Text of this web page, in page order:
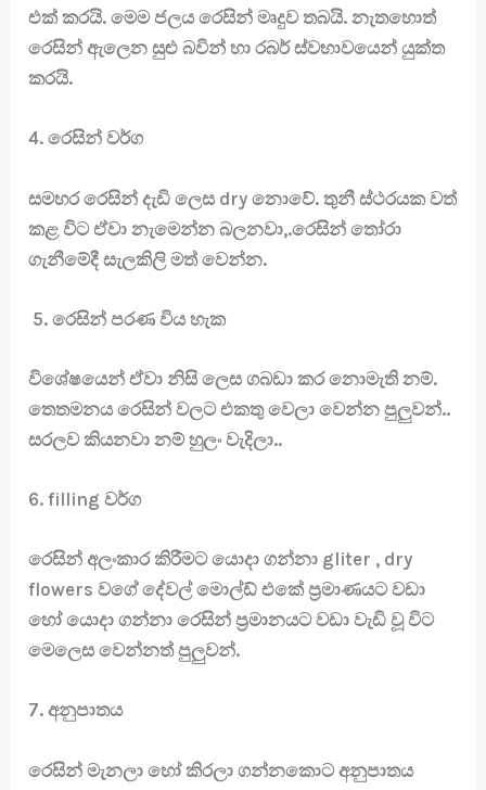
එක් කරයි. මෙම ජලය රෙසින් මෘදුව තබයි. නැතහොත්
රෙසින් ඇලෙන සුළු බවින් හා රබර් ස්වභාවයෙන් යුක්ත
කරයි.
4. රෙසින් වර්ග
සමහර රෙසින් දැඩි ලෙස dry නොවේ. තුනී ස්ථරයක වත්
කළ විට ඒවා නැමෙන්න බලනවා,.රෙසින් තෝරා
ගැනීමේදී සැලකිලි මත් වෙන්න.
5. රෙසින් පරණ විය හැක
විශේෂයෙන් ඒවා නිසි ලෙස ගබඩා කර නොමැති නම්.
තෙතමනය රෙසින් වලට එකතු වෙලා වෙන්න පුලුවන්..
සරලව කියනවා නම් හුල‍‍ං වැදිලා..
6. filling වර්ග
රෙසින් අලංකාර කිරීමට යොදා ගන්නා gliter , dry
flowers වගේ දේවල් මොල්ඩ් එකේ ප්‍රමාණයට වඩා
හෝ යොදා ගන්නා රෙසින් ප්‍රමානයට වඩා වැඩි වූ විට
මෙලෙස වෙන්නත් පුලුවන්.
7. අනුපාතය
රෙසින් මැනලා හෝ කිරලා ගන්නකොට අනුපාතය